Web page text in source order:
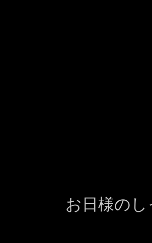
お日様の